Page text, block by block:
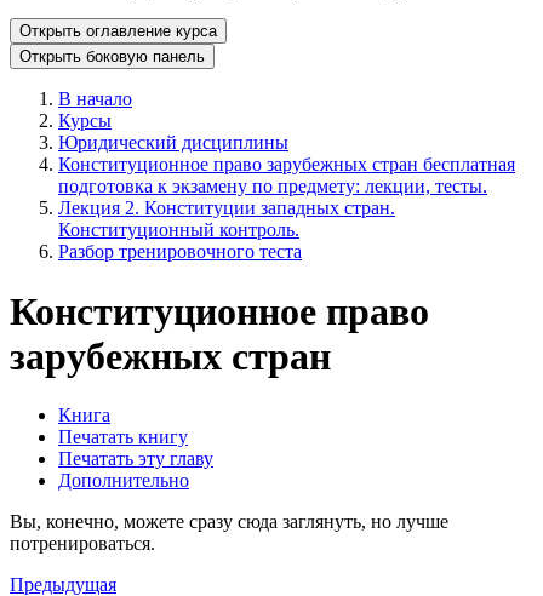
Открыть оглавление курса
Открыть боковую панель
В начало
Курсы
Юридический дисциплины
Конституционное право зарубежных стран бесплатная
подготовка к экзамену по предмету: лекции, тесты.
Лекция 2. Конституции западных стран.
Конституционный контроль.
Разбор тренировочного теста
Конституционное право
зарубежных стран
Книга
Печатать книгу
Печатать эту главу
Дополнительно
Вы, конечно, можете сразу сюда заглянуть, но лучше
потренироваться.
Предыдущая